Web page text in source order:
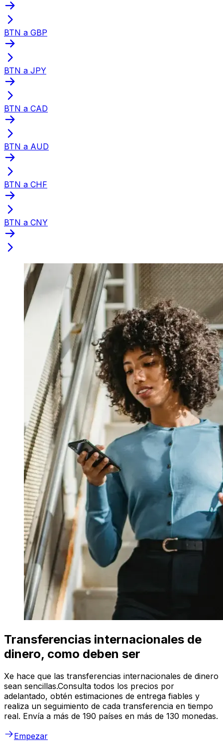
BTN a GBP
BTN a JPY
BTN a CAD
BTN a AUD
BTN a CHF
BTN a CNY
Transferencias internacionales de
dinero, como deben ser
Xe hace que las transferencias internacionales de dinero
sean sencillas.Consulta todos los precios por
adelantado, obtén estimaciones de entrega fiables y
realiza un seguimiento de cada transferencia en tiempo
real. Envía a más de 190 países en más de 130 monedas.
Empezar